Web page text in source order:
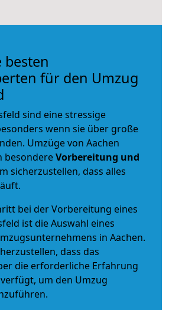
besten
für den Umzug
sind eine stressige
wenn sie über große
Umzüge von Aachen
besondereVorbereitung und
sicherzustellen, dass alles
bei der Vorbereitung eines
ist die Auswahl eines
in Aachen.
dass das
die erforderliche Erfahrung
um den Umzug